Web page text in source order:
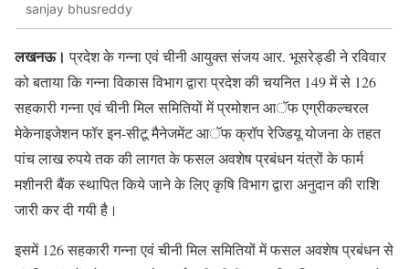
sanjay bhusreddy
लखनऊ। प्रदेश के गन्ना एवं चीनी आयुक्त संजय आर. भूसरेड्डी ने रविवार
को बताया कि गन्ना विकास विभाग द्वारा प्रदेश की चयनित 149 में से 126
सहकारी गन्ना एवं चीनी मिल समितियों में प्रमोशन आॅफ एग्रीकल्चरल
मेकेनाइजेशन फॉर इन-सीटू मैनेजमेंट आॅफ क्रॉप रेज्डियू योजना के तहत
पांच लाख रुपये तक की लागत के फसल अवशेष प्रबंधन यंत्रों के फार्म
मशीनरी बैंक स्थापित किये जाने के लिए कृषि विभाग द्वारा अनुदान की राशि
जारी कर दी गयी है।
इसमें 126 सहकारी गन्ना एवं चीनी मिल समितियों में फसल अवशेष प्रबंधन से